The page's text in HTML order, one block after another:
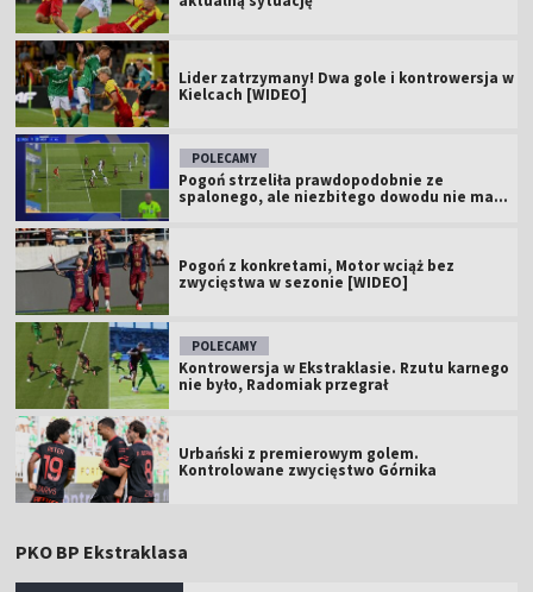
Lider zatrzymany! Dwa gole i kontrowersja w
Kielcach [WIDEO]
POLECAMY
Pogoń strzeliła prawdopodobnie ze
spalonego, ale niezbitego dowodu nie ma...
Pogoń z konkretami, Motor wciąż bez
zwycięstwa w sezonie [WIDEO]
POLECAMY
Kontrowersja w Ekstraklasie. Rzutu karnego
nie było, Radomiak przegrał
Urbański z premierowym golem.
Kontrolowane zwycięstwo Górnika
PKO BP Ekstraklasa